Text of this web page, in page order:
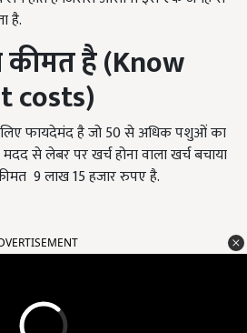
है.
कीमतहै (Know
costs)
फायदेमंद है जो 50 से अधिक पशुओं का
से लेबर पर खर्च होना वाला खर्च बचाया
9 लाख 15 हजार रुपए है.